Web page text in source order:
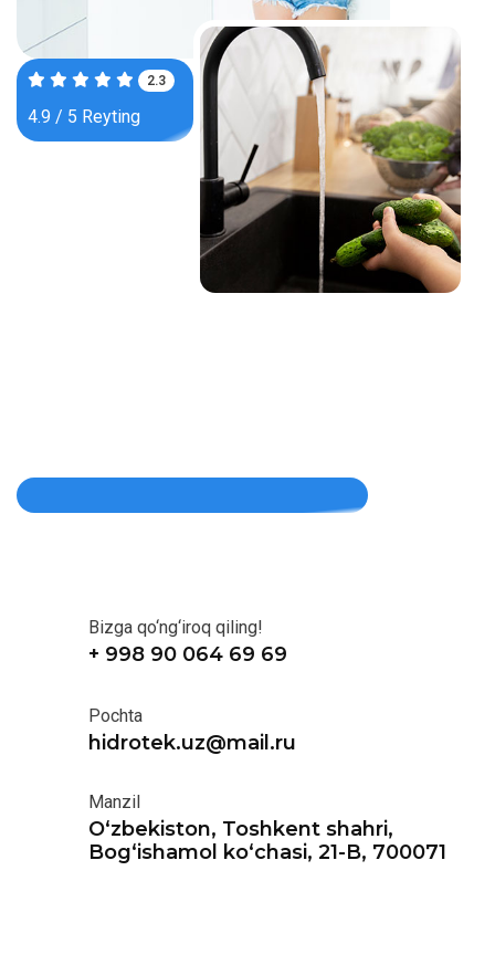
3.7
4.9 / 5 Reyting
Bizga qo‘ng‘iroq qiling!
+ 998 90 064 69 69
Pochta
hidrotek.uz@mail.ru
Manzil
O‘zbekiston, Toshkent shahri,
Bog‘ishamol ko‘chasi, 21-B, 700071